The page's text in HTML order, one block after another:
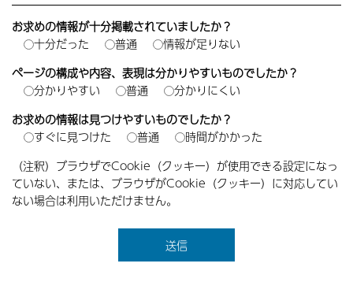
お求めの情報が十分掲載されていましたか？
十分だった
普通
情報が足りない
ページの構成や内容、表現は分かりやすいものでしたか？
分かりやすい
普通
分かりにくい
お求めの情報は見つけやすいものでしたか？
すぐに見つけた
普通
時間がかかった
（注釈）ブラウザでCookie（クッキー）が使用できる設定になっ
ていない、または、ブラウザがCookie（クッキー）に対応してい
ない場合は利用いただけません。